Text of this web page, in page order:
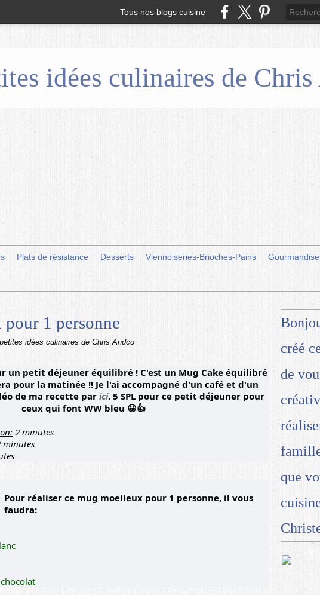
Tous nos blogs cuisine
idées culinaires de
Plats de résistance Desserts Viennoiseries-Brioches-Pains
1 personne
idées culinaires de Chris Andco
un petit déjeuner équilibré ! C'est un Mug Cake équilibré
pour la matinée !! Je l'ai accompagné d'un café et d'un
de ma recette par ici. 5 SPL pour ce petit déjeuner pour
ceux qui font WW bleu 😀👍
2 minutes
minutes
Pour réaliser ce mug moelleux pour 1 personne, il vous
faudra:
créé
de
que